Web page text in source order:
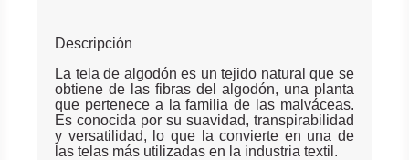
Descripción
La tela de algodón es un tejido natural que se
obtiene de las fibras del algodón, una planta
que pertenece a la familia de las malváceas.
Es conocida por su suavidad, transpirabilidad
y versatilidad, lo que la convierte en una de
las telas más utilizadas en la industria textil.